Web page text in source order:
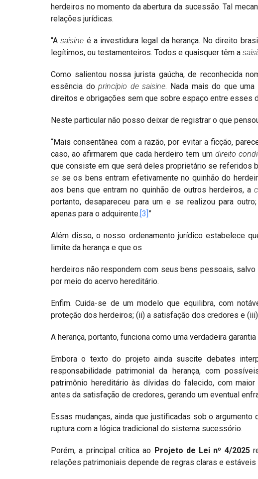
herdeiros no momento da abertura da sucessão. Tal
relações jurídicas.
“Asaisine é a investidura legal da herança. No direito
legítimos, ou testamenteiros. Todos e quaisquer têm a
Como salientou nossa jurista gaúcha, de reconhecida
essência doprincípio de saisine. Nada mais do que
direitos e obrigações sem que sobre espaço entre esses
Neste particular não posso deixar de registrar o que
“Mais consentânea com a razão, por evitar a ficção,
caso, ao afirmarem que cada herdeiro tem um direito
que consiste em que será deles proprietário se referidos
se se os bens entram efetivamente no quinhão do
aos bens que entram no quinhão de outros herdeiros, a
portanto, desapareceu para um e se realizou para
apenas para o adquirente.[3]”
Além disso, o nosso ordenamento jurídico estabelece
limite da herança e que os
herdeiros não respondem com seus bens pessoais,
por meio do acervo hereditário.
Enfim. Cuida-se de um modelo que equilibra, com
proteção dos herdeiros; (ii) a satisfação dos credores e
A herança, portanto, funciona como uma verdadeira
Embora o texto do projeto ainda suscite debates
responsabilidade patrimonial da herança, com
patrimônio hereditário às dívidas do falecido, com
antes da satisfação de credores, gerando um eventual
Essas mudanças, ainda que justificadas sob o
ruptura com a lógica tradicional do sistema sucessório.
Porém, a principal crítica ao Projeto de Lei nº 4/2025
relações patrimoniais depende de regras claras e